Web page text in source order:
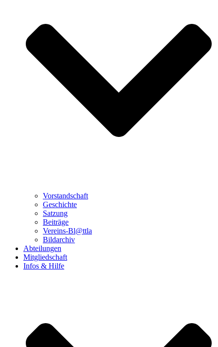
Vorstandschaft
Geschichte
Satzung
Beiträge
Vereins-Bl@ttla
Bildarchiv
Abteilungen
Mitgliedschaft
Infos & Hilfe